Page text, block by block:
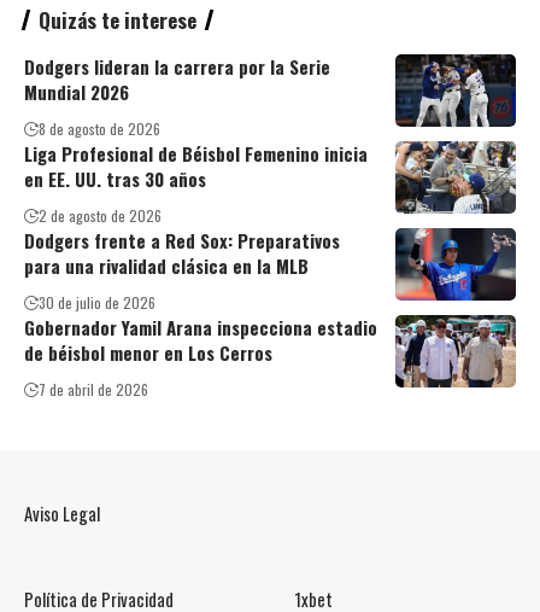
Quizás te interese
Dodgers lideran la carrera por la Serie
Mundial 2026
8 de agosto de 2026
Liga Profesional de Béisbol Femenino inicia
en EE. UU. tras 30 años
2 de agosto de 2026
Dodgers frente a Red Sox: Preparativos
para una rivalidad clásica en la MLB
30 de julio de 2026
Gobernador Yamil Arana inspecciona estadio
de béisbol menor en Los Cerros
7 de abril de 2026
Aviso Legal
Política de Privacidad 1xbet